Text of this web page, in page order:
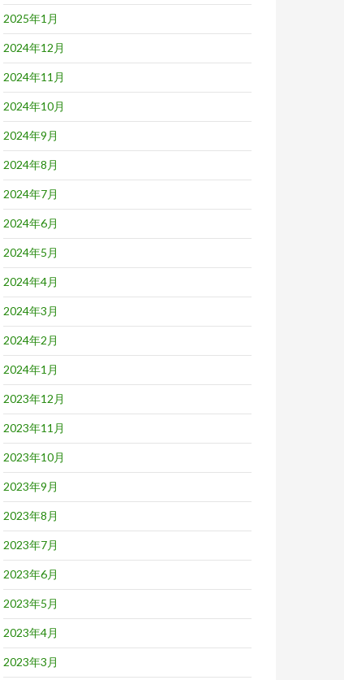
2025年1月
2024年12月
2024年11月
2024年10月
2024年9月
2024年8月
2024年7月
2024年6月
2024年5月
2024年4月
2024年3月
2024年2月
2024年1月
2023年12月
2023年11月
2023年10月
2023年9月
2023年8月
2023年7月
2023年6月
2023年5月
2023年4月
2023年3月